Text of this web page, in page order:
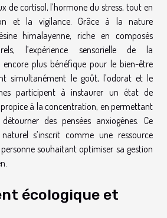
de cortisol, l’hormone du stress, tout en
et la vigilance. Grâce à la nature
himalayenne, riche en composés
l’expérience sensorielle de la
plus bénéfique pour le bien-être
simultanément le goût, l’odorat et le
participent à instaurer un état de
à la concentration, en permettant
des pensées anxiogènes. Ce
s’inscrit comme une ressource
souhaitant optimiser sa gestion
écologique et